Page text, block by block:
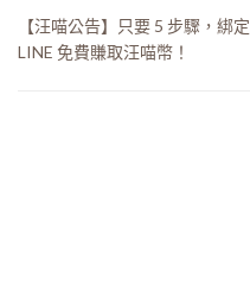
【汪喵公告】只要 5 步驟，綁定
LINE 免費賺取汪喵幣！